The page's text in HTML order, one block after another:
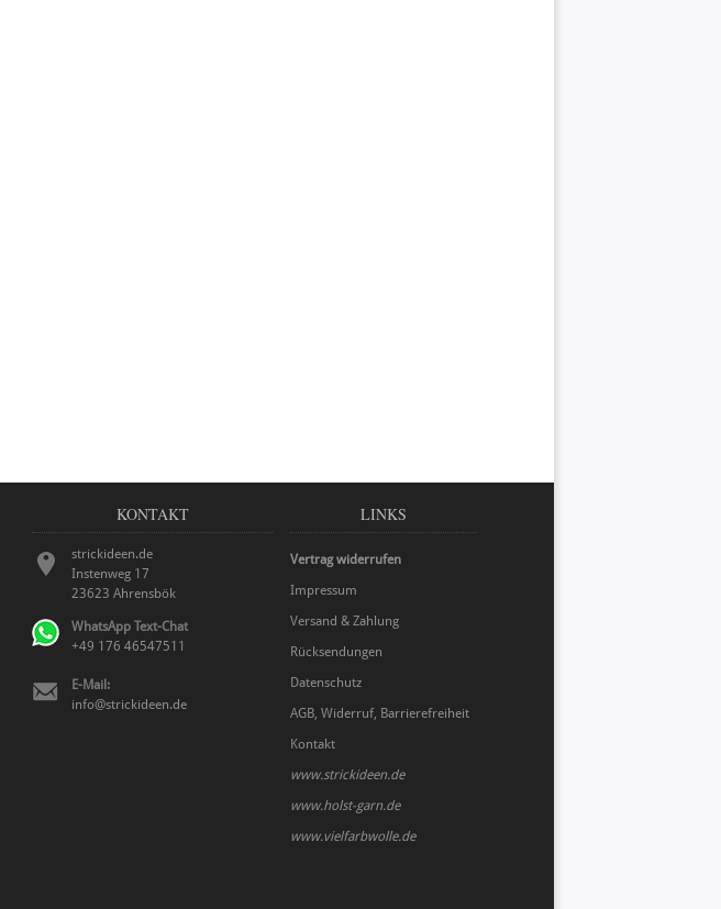
KONTAKT
strickideen.de
Instenweg 17
23623 Ahrensbök
WhatsApp Text-Chat
+49 176 46547511
E-Mail:
info@strickideen.de
LINKS
Vertrag widerrufen
Impressum
Versand & Zahlung
Rücksendungen
Datenschutz
AGB, Widerruf, Barrierefreiheit
Kontakt
www.strickideen.de
www.holst-garn.de
www.vielfarbwolle.de